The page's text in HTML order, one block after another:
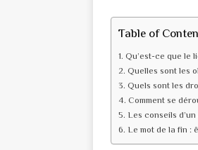
Table of
Qu’est-ce que le
Quelles sont les
Quels sont les
Comment se
Les conseils
Le mot de la fin :